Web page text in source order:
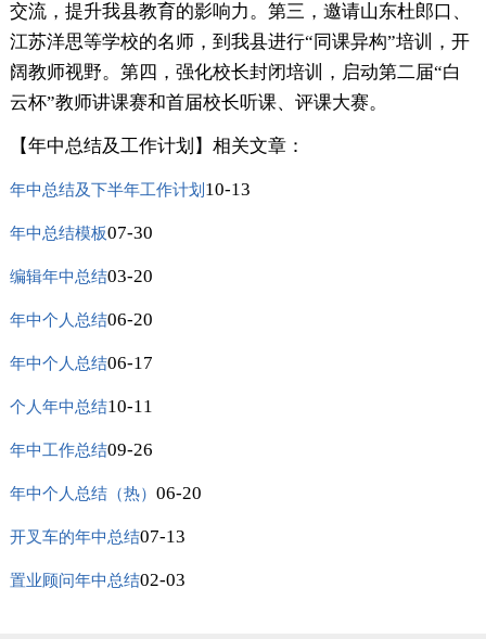
交流，提升我县教育的影响力。第三，邀请山东杜郎口、
江苏洋思等学校的名师，到我县进行“同课异构”培训，开
阔教师视野。第四，强化校长封闭培训，启动第二届“白
云杯”教师讲课赛和首届校长听课、评课大赛。
【年中总结及工作计划】相关文章：
年中总结及下半年工作计划 10-13
年中总结模板07-30
编辑年中总结03-20
年中个人总结06-20
年中个人总结06-17
个人年中总结10-11
年中工作总结09-26
年中个人总结（热） 06-20
开叉车的年中总结07-13
置业顾问年中总结02-03